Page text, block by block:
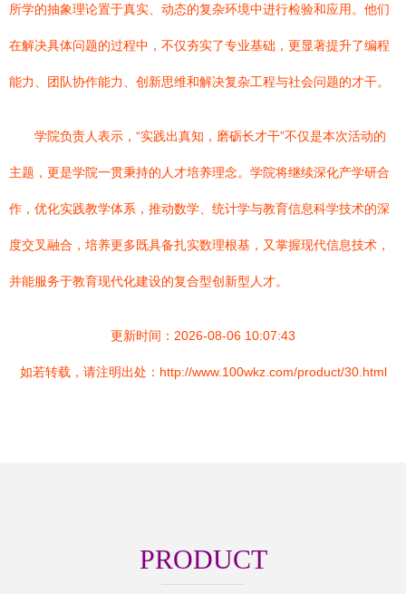
所学的抽象理论置于真实、动态的复杂环境中进行检验和应用。他们
在解决具体问题的过程中，不仅夯实了专业基础，更显著提升了编程
能力、团队协作能力、创新思维和解决复杂工程与社会问题的才干。
学院负责人表示，“实践出真知，磨砺长才干”不仅是本次活动的
主题，更是学院一贯秉持的人才培养理念。学院将继续深化产学研合
作，优化实践教学体系，推动数学、统计学与教育信息科学技术的深
度交叉融合，培养更多既具备扎实数理根基，又掌握现代信息技术，
并能服务于教育现代化建设的复合型创新型人才。
更新时间：2026-08-06 10:07:43
如若转载，请注明出处：http://www.100wkz.com/product/30.html
PRODUCT